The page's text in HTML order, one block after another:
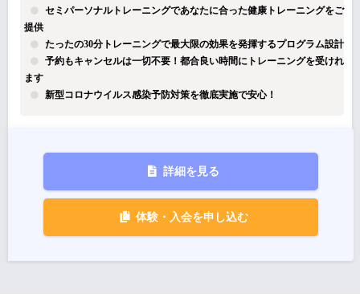
セミパーソナルトレーニングであなたに合った健康トレーニングをご
提供
たったの30分トレーニングで最大限の効果を発揮するプログラム設計
予約もキャンセルは一切不要！都合良い時間にトレーニングを受けれ
ます
新型コロナウイルス感染予防対策を徹底実施で安心！
詳細を見る
体験・入会を申し込む